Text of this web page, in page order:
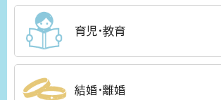
育児・教育
結婚・離婚